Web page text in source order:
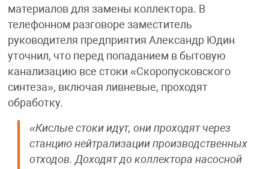
материалов для замены коллектора. В
телефонном разговоре заместитель
руководителя предприятия Александр Юдин
уточнил, что перед попаданием в бытовую
канализацию все стоки «Скоропусковского
синтеза», включая ливневые, проходят
обработку.
«Кислые стоки идут, они проходят через
станцию нейтрализации производственных
отходов. Доходят до коллектора насосной